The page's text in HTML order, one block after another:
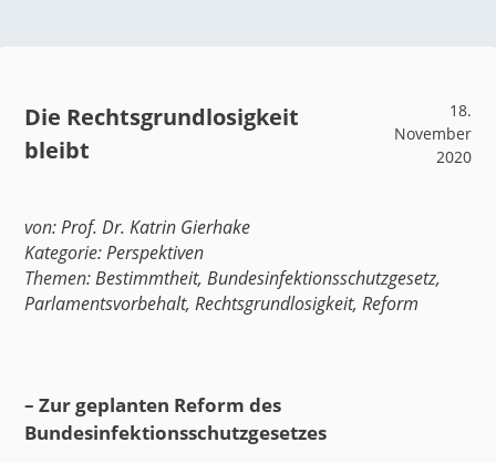
Die Rechtsgrundlosigkeit
bleibt
18.
November
2020
von:Prof. Dr. Katrin Gierhake
Kategorie:Perspektiven
Themen:Bestimmtheit,Bundesinfektionsschutzgesetz,
Parlamentsvorbehalt,Rechtsgrundlosigkeit,Reform
– Zur geplanten Reform des
Bundesinfektionsschutzgesetzes